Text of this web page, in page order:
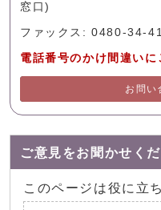
窓口)
ファックス: 0480-34-
電話番号のかけ間違いに
お問い
ご意見をお聞かせく
このページは役に立